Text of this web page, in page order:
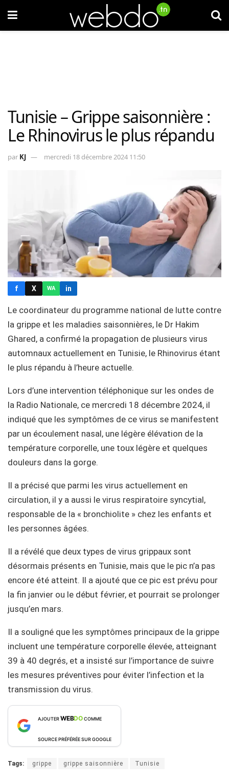
Tunisie – Grippe saisonnière :
Le Rhinovirus le plus répandu
par KJ mercredi 18 décembre 2024 11:50
f X WA in
Le coordinateur du programme national de lutte contre
la grippe et les maladies saisonnières, le Dr Hakim
Ghared, a confirmé la propagation de plusieurs virus
automnaux actuellement en Tunisie, le Rhinovirus étant
le plus répandu à l’heure actuelle.
Lors d’une intervention téléphonique sur les ondes de
la Radio Nationale, ce mercredi 18 décembre 2024, il
indiqué que les symptômes de ce virus se manifestent
par un écoulement nasal, une légère élévation de la
température corporelle, une toux légère et quelques
douleurs dans la gorge.
Il a précisé que parmi les virus actuellement en
circulation, il y a aussi le virus respiratoire syncytial,
responsable de la « bronchiolite » chez les enfants et
les personnes âgées.
Il a révélé que deux types de virus grippaux sont
désormais présents en Tunisie, mais que le pic n’a pas
encore été atteint. Il a ajouté que ce pic est prévu pour
la fin janvier ou le début février, et pourrait se prolonger
jusqu’en mars.
Il a souligné que les symptômes principaux de la grippe
incluent une température corporelle élevée, atteignant
39 à 40 degrés, et a insisté sur l’importance de suivre
les mesures préventives pour éviter l’infection et la
transmission du virus.
AJOUTERWEBDOCOMME
SOURCE PRÉFÉRÉE SUR GOOGLE
Tags: grippe grippe saisonnière Tunisie